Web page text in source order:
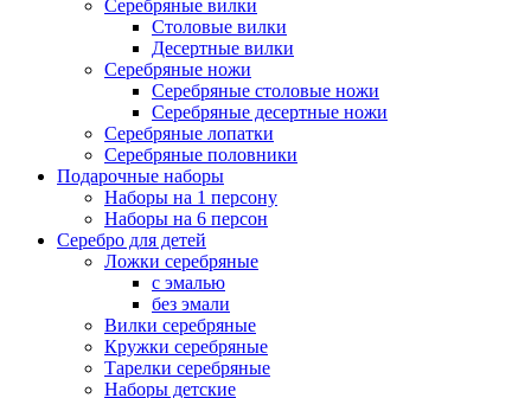
Серебряные вилки
Столовые вилки
Десертные вилки
Серебряные ножи
Серебряные столовые ножи
Серебряные десертные ножи
Серебряные лопатки
Серебряные половники
Подарочные наборы
Наборы на 1 персону
Наборы на 6 персон
Серебро для детей
Ложки серебряные
с эмалью
без эмали
Вилки серебряные
Кружки серебряные
Тарелки серебряные
Наборы детские